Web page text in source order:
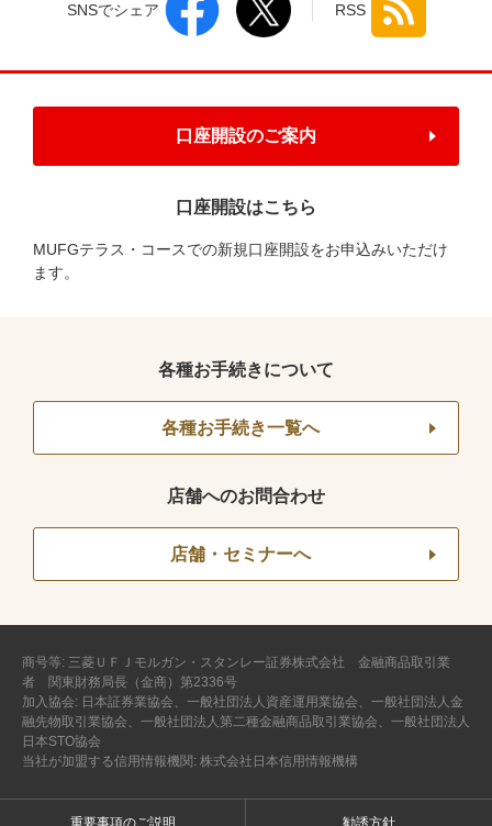
SNSでシェア RSS
口座開設のご案内
口座開設はこちら
MUFGテラス・コースでの新規口座開設をお申込みいただけ
ます。
各種お手続きについて
各種お手続き一覧へ
店舗へのお問合わせ
店舗・セミナーへ
商号等: 三菱ＵＦＪモルガン・スタンレー証券株式会社 金融商品取引業
者 関東財務局長（金商）第2336号
加入協会: 日本証券業協会、一般社団法人資産運用業協会、一般社団法人金
融先物取引業協会、一般社団法人第二種金融商品取引業協会、一般社団法人
日本STO協会
当社が加盟する信用情報機関: 株式会社日本信用情報機構
重要事項のご説明 勧誘方針